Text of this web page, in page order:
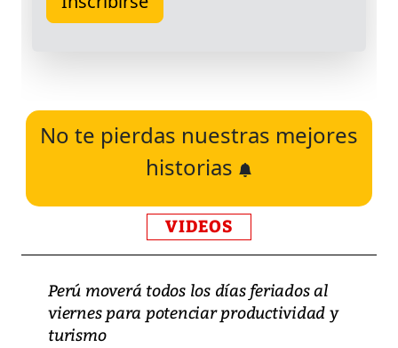
No te pierdas nuestras mejores
historias
VIDEOS
Perú moverá todos los días feriados al
viernes para potenciar productividad y
turismo